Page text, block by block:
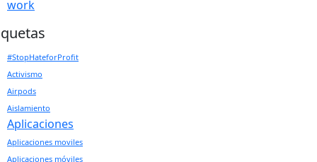
work
#StopHateforProfit
Activismo
Airpods
Aislamiento
Aplicaciones
Aplicaciones moviles
Aplicaciones móviles